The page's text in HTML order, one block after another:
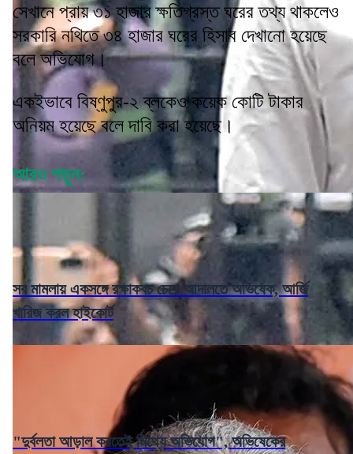
সেখানে প্রায় ৩১ হাজার ক্ষতিগ্রস্ত ঘরের তথ্য থাকলেও
সরকারি নথিতে ৩৪ হাজার ঘরের হিসাব দেখানো হয়েছে
বলে অভিযোগ।
একইভাবে বিষ্ণুপুর-২ ব্লকেও কয়েক কোটি টাকার
অনিয়ম হয়েছে বলে দাবি করা হয়েছে।
আরও পড়ুন:
সব মামলায় একসঙ্গে রক্ষাকবচ চেয়ে আদালতে অভিষেক, আর্জি
খারিজ করল হাইকোর্ট
"দুর্বলতা আড়াল করতেই মিথ্যে অভিযোগ", অভিষেকের